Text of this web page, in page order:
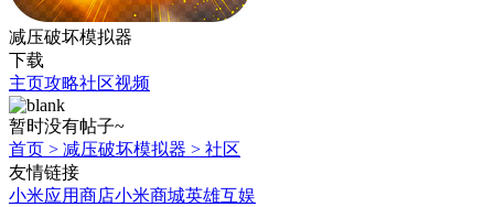
减压破坏模拟器
下载
主页攻略社区视频
暂时没有帖子~
首页 > 减压破坏模拟器 > 社区
友情链接
小米应用商店小米商城英雄互娱